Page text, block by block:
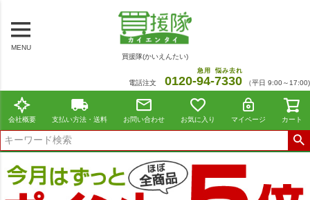
MENU
買援隊(かいえんたい)
電話注文 0120-94
急用
-7330
悩み去れ
（平日 9:00～17:00)
会社概要 支払い方法・送料 お問い合わせ お気に入り マイページ カート